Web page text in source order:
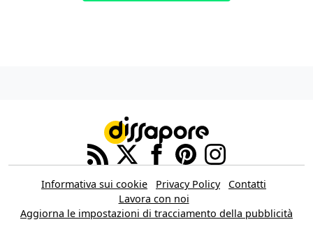
Informativa sui cookie Privacy Policy
Contatti
Lavora con noi
Aggiorna le impostazioni di tracciamento della pubblicità